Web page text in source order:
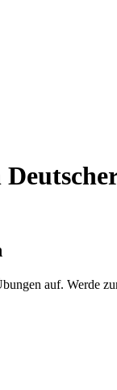
auf. Werde